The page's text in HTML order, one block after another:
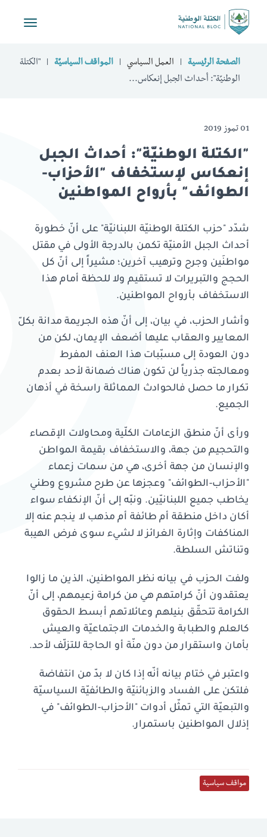
Toggle
الصفحة الرئيسية العمل السياسي المواقف السياسيّة
"الكتلة
الوطنيّة": أحداث الجبل إنعكاس...
01 تموز 2019
"الكتلة الوطنيّة": أحداث الجبل
إنعكاس لإستخفاف "الأحزاب-
الطوائف" بأرواح المواطنين
شدّد "حزب الكتلة الوطنيّة اللبنانيّة" على أنّ خطورة
أحداث الجبل الأمنيّة تكمن بالدرجة الأولى في مقتل
مواطنَين وجرح وترهيب آخرين؛ مشيراً إلى أنّ كل
الحجج والتبريرات لا تستقيم ولا للحظة أمام هذا
الاستخفاف بأرواح المواطنين.
وأشار الحزب، في بيان، إلى أنّ هذه الجريمة مدانة بكلّ
المعايير والعقاب عليها أضعف الإيمان، لكن من
دون العودة إلى مسبّبات هذا العنف المفرط
ومعالجته جذرياً لن تكون هناك ضمانة لأحد بعدم
تكرار ما حصل فالحوادث المماثلة راسخة في أذهان
الجميع.
ورأى أنّ منطق الزعامات الكلّية ومحاولات الإقصاء
والتحجيم من جهة، والاستخفاف بقيمة المواطن
والإنسان من جهة أخرى، هي من سمات زعماء
"الأحزاب-الطوائف" وعجزها عن طرح مشروع وطني
يخاطب جميع اللبنانيّين. ونبّه إلى أنّ الإنكفاء سواء
أكان داخل منطقة أم طائفة أم مذهب لا ينجم عنه إلا
المناكفات وإثارة الغرائز لا لشيء سوى فرض الهيبة
وتناتش السلطة.
ولفت الحزب في بيانه نظر المواطنين، الذين ما زالوا
يعتقدون أنّ كرامتهم هي من كرامة زعيمهم، إلى أنّ
الكرامة تتحقّق بنيلهم وعائلاتهم أبسط الحقوق
كالعلم والطبابة والخدمات الاجتماعيّة والعيش
بأمان واستقرار من دون منّة أو الحاجة للتزلّف لأحد.
واعتبر في ختام بيانه أنّه إذا كان لا بدّ من انتفاضة
فلتكن على الفساد والزبائنيّة والطائفيّة السياسيّة
والتبعيّة التي تمثّل أدوات "الأحزاب-الطوائف" في
إذلال المواطنين باستمرار.
مواقف سياسية